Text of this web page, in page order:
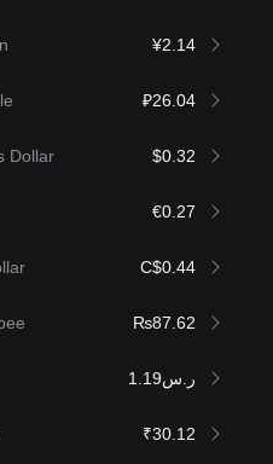
¥2.14
₽26.04
Dollar $0.32
€0.27
C$0.44
₨87.62
ر.س1.19
₹30.12